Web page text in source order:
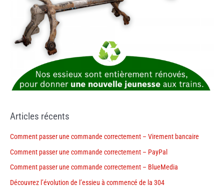
Articles récents
Comment passer une commande correctement – Virement bancaire
Comment passer une commande correctement – PayPal
Comment passer une commande correctement – BlueMedia
Découvrez l’évolution de l’essieu à commencé de la 304